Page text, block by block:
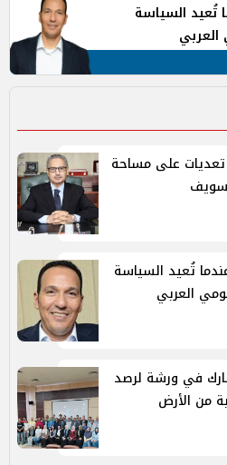
تُعيد السياسة
تعديات على مساحة
تُعيد السياسة
العربي
في ورشة لرصد
من الأرض